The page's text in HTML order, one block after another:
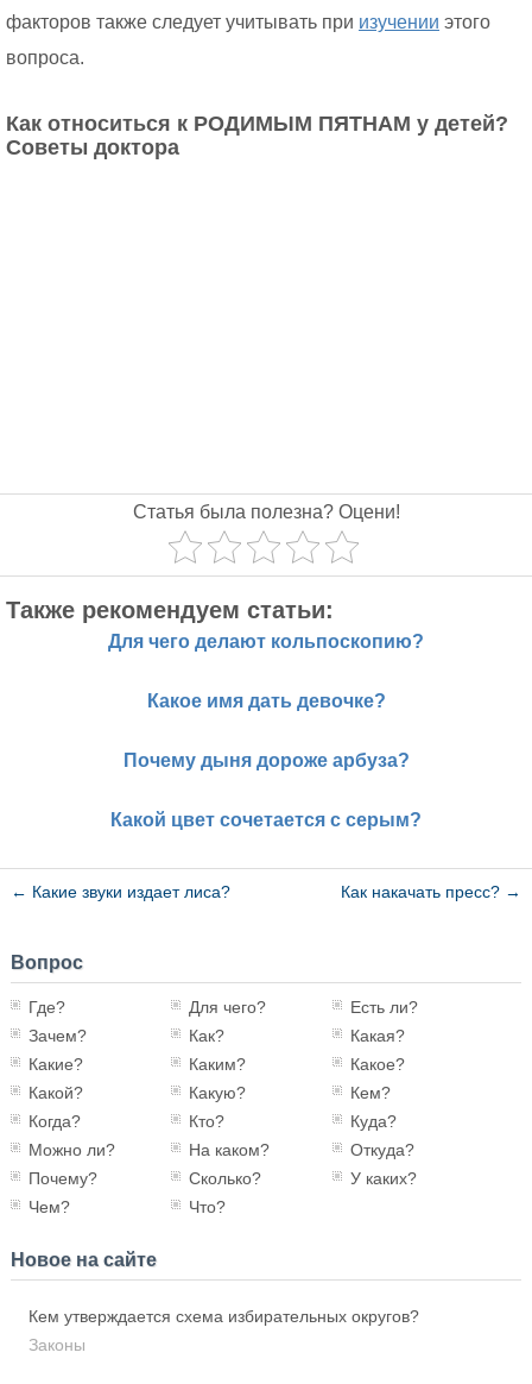
факторов также следует учитывать при изучении этого
вопроса.
Как относиться к РОДИМЫМ ПЯТНАМ у детей?
Советы доктора
Статья была полезна? Оцени!
Также рекомендуем статьи:
Для чего делают кольпоскопию?
Какое имя дать девочке?
Почему дыня дороже арбуза?
Какой цвет сочетается с серым?
← Какие звуки издает лиса? Как накачать пресс? →
Вопрос
Где? Для чего?
Есть ли?
Зачем?
Как?
Какая?
Какие?
Каким?
Какое?
Какой?
Какую?
Кем?
Когда?
Кто?
Куда?
Можно ли?
На каком?
Откуда?
Почему?
Сколько?
У каких?
Чем?
Что?
Новое на сайте
Кем утверждается схема избирательных округов?
Законы